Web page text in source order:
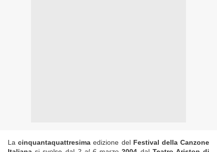
Lacinquantaquattresima edizione del Festival della Canzone